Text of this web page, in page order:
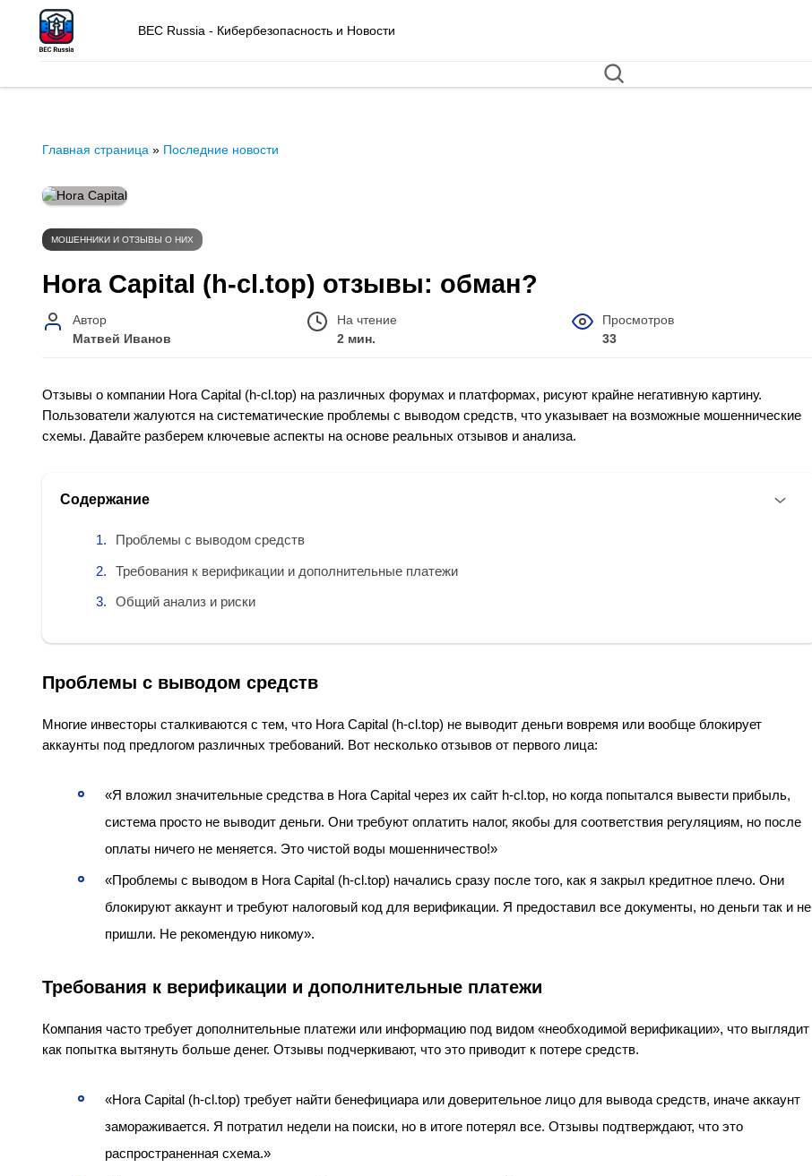
BEC Russia - Кибербезопасность и Новости
Главная страница » Последние новости
МОШЕННИКИ И ОТЗЫВЫ О НИХ
Hora Capital (h-cl.top) отзывы: обман?
Автор
Матвей Иванов
На чтение
2 мин.
Просмотров
33
Отзывы о компании Hora Capital (h-cl.top) на различных форумах и платформах, рисуют крайне негативную картину.
Пользователи жалуются на систематические проблемы с выводом средств, что указывает на возможные мошеннические
схемы. Давайте разберем ключевые аспекты на основе реальных отзывов и анализа.
Содержание
Проблемы с выводом средств
Требования к верификации и дополнительные платежи
Общий анализ и риски
Проблемы с выводом средств
Многие инвесторы сталкиваются с тем, что Hora Capital (h-cl.top) не выводит деньги вовремя или вообще блокирует
аккаунты под предлогом различных требований. Вот несколько отзывов от первого лица:
«Я вложил значительные средства в Hora Capital через их сайт h-cl.top, но когда попытался вывести прибыль,
система просто не выводит деньги. Они требуют оплатить налог, якобы для соответствия регуляциям, но после
оплаты ничего не меняется. Это чистой воды мошенничество!»
«Проблемы с выводом в Hora Capital (h-cl.top) начались сразу после того, как я закрыл кредитное плечо. Они
блокируют аккаунт и требуют налоговый код для верификации. Я предоставил все документы, но деньги так и не
пришли. Не рекомендую никому».
Требования к верификации и дополнительные платежи
Компания часто требует дополнительные платежи или информацию под видом «необходимой верификации», что выглядит
как попытка вытянуть больше денег. Отзывы подчеркивают, что это приводит к потере средств.
«Hora Capital (h-cl.top) требует найти бенефициара или доверительное лицо для вывода средств, иначе аккаунт
замораживается. Я потратил недели на поиски, но в итоге потерял все. Отзывы подтверждают, что это
распространенная схема.»